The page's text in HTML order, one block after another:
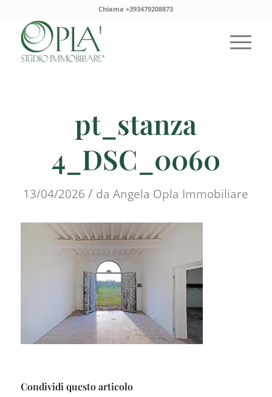
Chiama +393479208873
pt_stanza
4_DSC_0060
13/04/2026 / daAngela Opla Immobiliare
Condividi questo articolo